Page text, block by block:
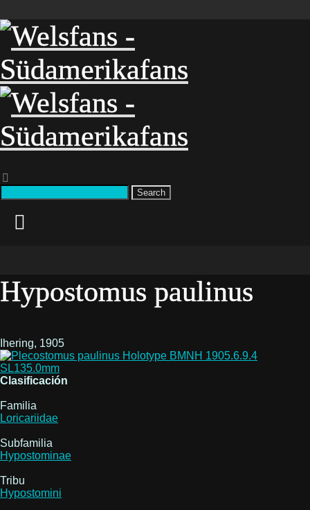
Search
Hypostomus paulinus
Ihering, 1905
Clasificación
Familia
Loricariidae
Subfamilia
Hypostominae
Tribu
Hypostomini